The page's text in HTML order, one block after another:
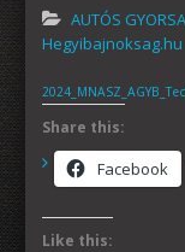
AUTÓS
Hegyibajnoksag.hu
Share this:
Facebook
Like this: